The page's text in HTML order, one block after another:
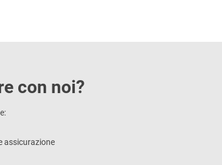
con noi?
assicurazione